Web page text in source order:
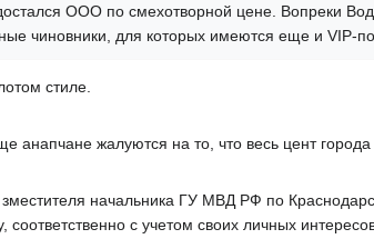
ООО по смехотворной цене. Вопреки
чиновники, для которых имеются еще и VIP-
стиле.
анапчане жалуются на то, что весь цент
начальника ГУ МВД РФ по
с учетом своих личных